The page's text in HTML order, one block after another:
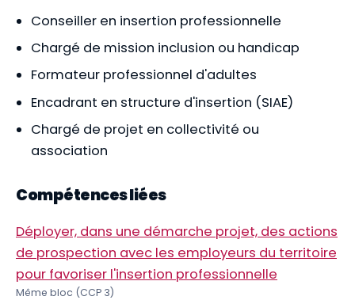
Conseiller en insertion professionnelle
Chargé de mission inclusion ou handicap
Formateur professionnel d'adultes
Encadrant en structure d'insertion (SIAE)
Chargé de projet en collectivité ou
association
Compétences liées
Déployer, dans une démarche projet, des actions
de prospection avec les employeurs du territoire
pour favoriser l'insertion professionnelle
Même bloc (CCP 3)